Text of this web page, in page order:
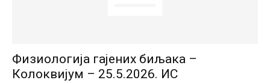
Физиологија гајених биљака –
Колоквијум – 25.5.2026. ИС